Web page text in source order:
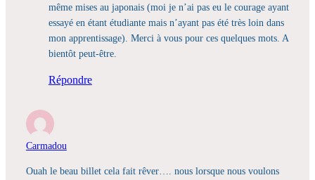
même mises au japonais (moi je n’ai pas eu le courage ayant
essayé en étant étudiante mais n’ayant pas été très loin dans
mon apprentissage). Merci à vous pour ces quelques mots. A
bientôt peut-être.
Répondre
Carmadou
Ouah le beau billet cela fait rêver…. nous lorsque nous voulons